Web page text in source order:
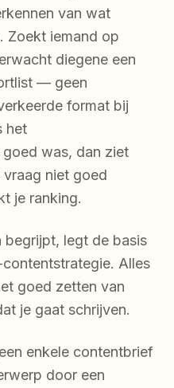
van wat
Zoekt iemand op
diegene een
— geen
format bij
het
was, dan ziet
niet goed
je ranking.
begrijpt, legt de basis
Alles
goed zetten van
je gaat schrijven.
enkele contentbrief
door een